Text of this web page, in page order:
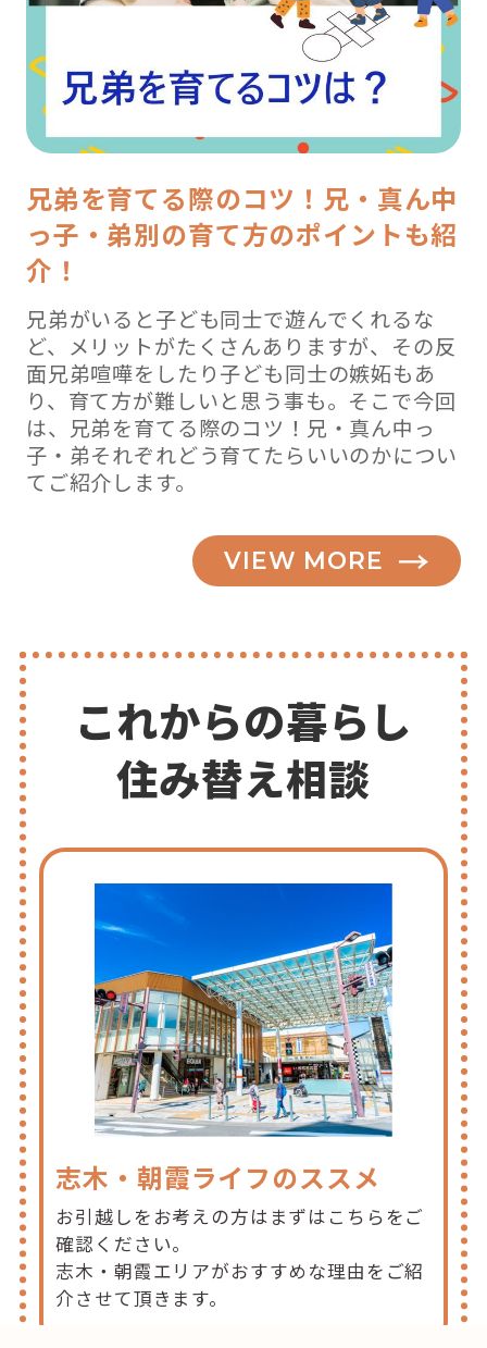
兄弟を育てる際のコツ！兄・真ん中
っ子・弟別の育て方のポイントも紹
介！
兄弟がいると子ども同士で遊んでくれるな
ど、メリットがたくさんありますが、その反
面兄弟喧嘩をしたり子ども同士の嫉妬もあ
り、育て方が難しいと思う事も。そこで今回
は、兄弟を育てる際のコツ！兄・真ん中っ
子・弟それぞれどう育てたらいいのかについ
てご紹介します。
VIEW MORE
これからの暮らし
住み替え相談
志木・朝霞ライフのススメ
お引越しをお考えの方はまずはこちらをご
確認ください。
志木・朝霞エリアがおすすめな理由をご紹
介させて頂きます。